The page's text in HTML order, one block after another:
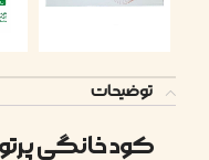
توضیحات